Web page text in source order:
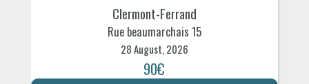
Clermont-Ferrand
Rue beaumarchais 15
28 August, 2026
90€